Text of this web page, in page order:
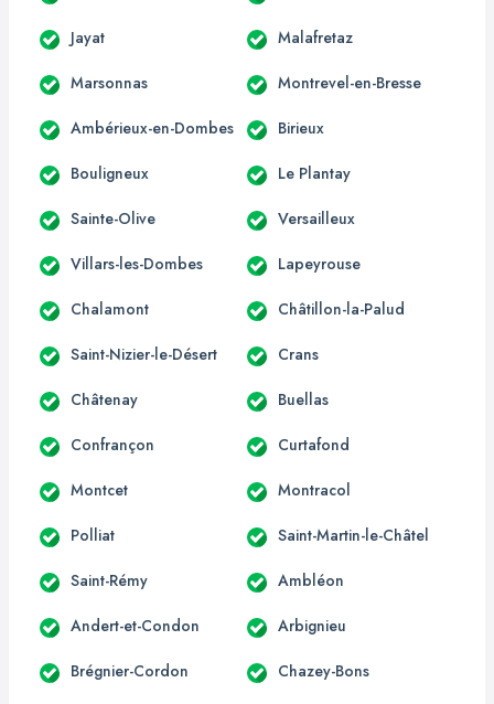
Jayat Malafretaz
Marsonnas Montrevel-en-Bresse
Ambérieux-en-Dombes Birieux
Bouligneux Le Plantay
Sainte-Olive Versailleux
Villars-les-Dombes Lapeyrouse
Chalamont Châtillon-la-Palud
Saint-Nizier-le-Désert Crans
Châtenay Buellas
Confrançon Curtafond
Montcet Montracol
Polliat Saint-Martin-le-Châtel
Saint-Rémy Ambléon
Andert-et-Condon Arbignieu
Brégnier-Cordon Chazey-Bons